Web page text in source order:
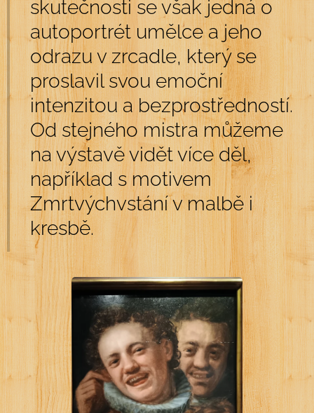
skutečnosti se však jedná o
autoportrét umělce a jeho
odrazu v zrcadle, který se
proslavil svou emoční
intenzitou a bezprostředností.
Od stejného mistra můžeme
na výstavě vidět více děl,
například s motivem
Zmrtvýchvstání v malbě i
kresbě.